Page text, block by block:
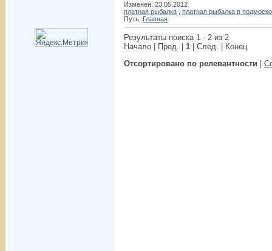
Изменен: 23.05.2012
платная рыбалка
платная рыбалка в
Путь: Главная
Результаты поиска 1 - 2 из 2
Начало | Пред. | 1 | След. | Конец
Отсортировано по релевантности